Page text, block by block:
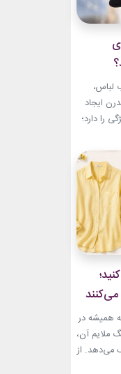
لباس،
ایجاد
را دارد؛
هستند
تا
همیشه در
ملایم آن،
می‌دهد. از